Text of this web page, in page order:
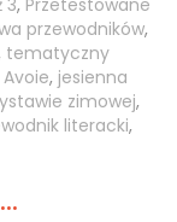
3, Przetestowane
przewodników,
tematyczny
, jesienna
zimowej,
literacki,